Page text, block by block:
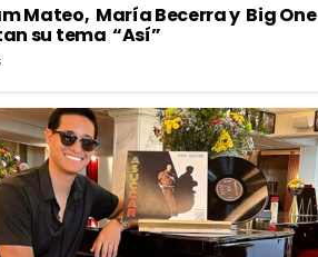
Mateo, María Becerra y Big One
su tema “Así”